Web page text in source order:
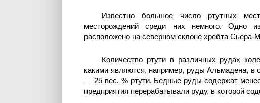
Известно большое число ртутных
месторождений среди них немного. Одно
расположено на северном склоне хребта Сьера-
Количество ртути в различных рудах
какими являются, например, руды Альма­дена, в
— 25 вес. % ртути. Бедные руды содержат
предприятия перерабатывали руду, в которой